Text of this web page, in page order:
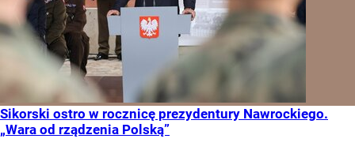
Sikorski ostro w rocznicę prezydentury Nawrockiego.
„Wara od rządzenia Polską”